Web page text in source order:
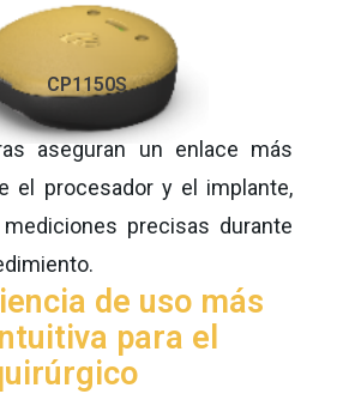
CP1150S
aseguran un enlace más
el procesador y el implante,
precisas durante
de uso más
para el